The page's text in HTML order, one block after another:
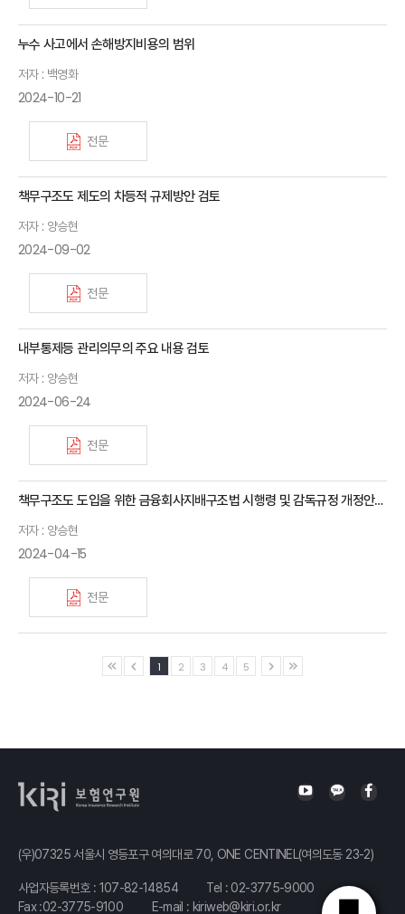
누수 사고에서 손해방지비용의 범위
저자 : 백영화
2024-10-21
전문
책무구조도 제도의 차등적 규제방안 검토
저자 : 양승현
2024-09-02
전문
내부통제등 관리의무의 주요 내용 검토
저자 : 양승현
2024-06-24
전문
책무구조도 도입을 위한 금융회사지배구조법 시행령 및 감독규정 개정안의 주요 내용
저자 : 양승현
2024-04-15
전문
1 2 3 4 5
(우)07325 서울시 영등포구 여의대로 70, ONE CENTINEL(여의도동 23-2)
사업자등록번호 : 107-82-14854 Tel : 02-3775-9000
Fax :02-3775-9100
E-mail : kiriweb@kiri.or.kr